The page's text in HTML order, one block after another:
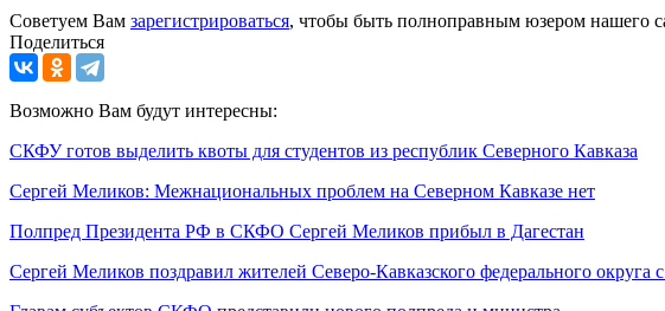
Советуем Вам зарегистрироваться, чтобы быть полноправным юзером нашего
Поделиться
Возможно Вам будут интересны:
СКФУ готов выделить квоты для студентов из республик Северного Кавказа
Сергей Меликов: Межнациональных проблем на Северном Кавказе нет
Полпред Президента РФ в СКФО Сергей Меликов прибыл в Дагестан
Сергей Меликов поздравил жителей Северо-Кавказского федерального округа